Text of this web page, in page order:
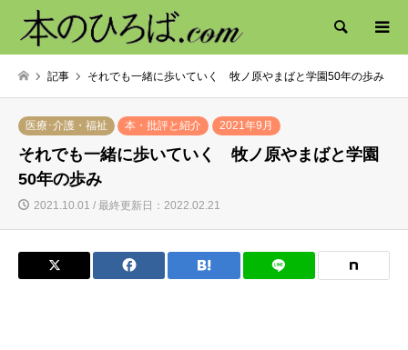
検索
記事 それでも一緒に歩いていく 牧ノ原やまばと学園50年の歩み
医療･介護・福祉 本・批評と紹介 2021年9月
それでも一緒に歩いていく 牧ノ原やまばと学園
50年の歩み
2021.10.01 / 最終更新日：2022.02.21